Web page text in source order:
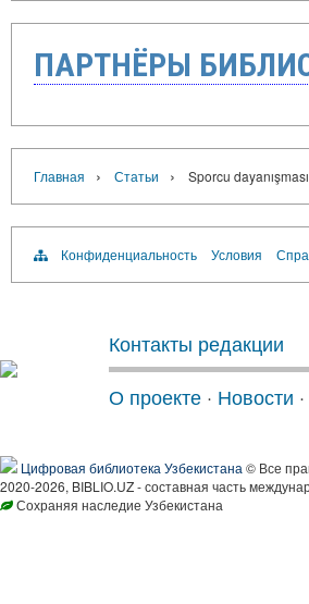
ПАРТНЁРЫ
Главная › Статьи › Sporcu dayanışması
Конфиденциальность Условия
Контакты редакции
О проекте · Новости ·
Цифровая библиотека Узбекистана © Все
2020-2026, BIBLIO.UZ - составная часть
Сохраняя наследие Узбекистана